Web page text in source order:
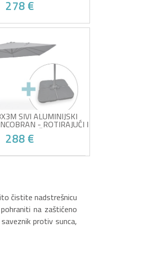
278 €
na UV zračenje u
360° i podesivi nagib
okvir
i zaštitna navlaka
uspjeha!
SIVI ALUMINIJSKI
- ROTIRAJUĆI I
+ PLOČE ZA UTEGE
288 €
otporna na UV zračenje
čistite nadstrešnicu
na zaštićeno
protiv sunca,